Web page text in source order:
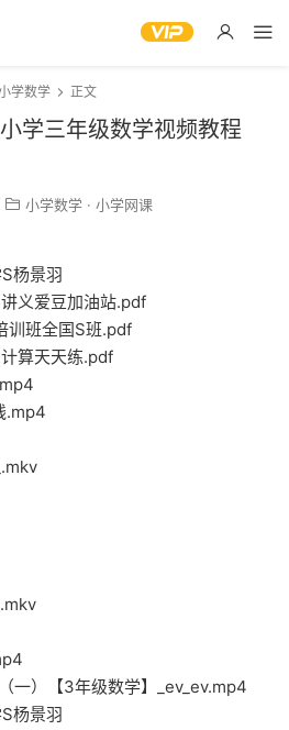
学数学 正文
学三年级数学视频教程
小学数学 · 小学网课
杨景羽
义爱豆加油站.pdf
训班全国S班.pdf
算天天练.pdf
.mp4
一）【3年级数学】_ev_ev.mp4
杨景羽